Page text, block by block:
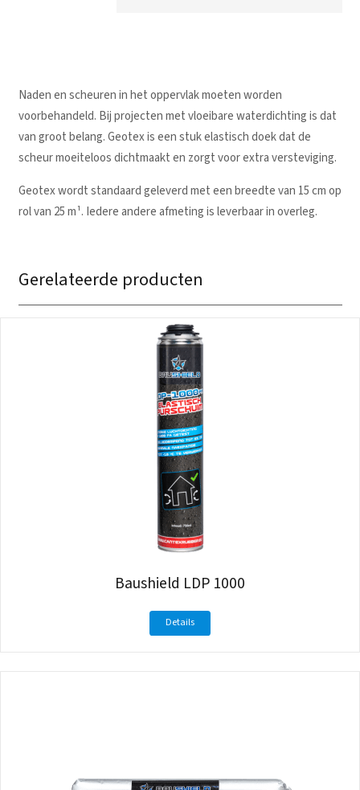
Naden en scheuren in het oppervlak moeten worden
voorbehandeld. Bij projecten met vloeibare waterdichting is dat
van groot belang. Geotex is een stuk elastisch doek dat de
scheur moeiteloos dichtmaakt en zorgt voor extra versteviging.
Geotex wordt standaard geleverd met een breedte van 15 cm op
rol van 25 m¹. Iedere andere afmeting is leverbaar in overleg.
Gerelateerde producten
Baushield LDP 1000
Details